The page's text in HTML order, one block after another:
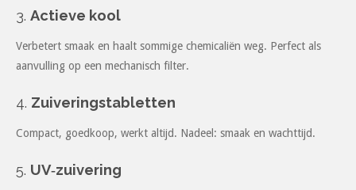
3. Actieve kool
Verbetert smaak en haalt sommige chemicaliën weg. Perfect als
aanvulling op een mechanisch filter.
4. Zuiveringstabletten
Compact, goedkoop, werkt altijd. Nadeel: smaak en wachttijd.
5. UV‑zuivering